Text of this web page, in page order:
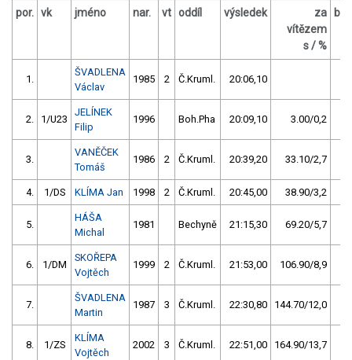
por. vk jméno nar. vt oddíl výsledek
za
vítězem
s / %
1.
ŠVADLENA
Václav
1985 2 Č.Kruml. 20:06,10
2. 1/U23
JELÍNEK
Filip
1996 Boh.Pha 20:09,10 3.00/0,2
3.
VANĚČEK
Tomáš
1986 2 Č.Kruml. 20:39,20 33.10/2,7
4. 1/DS KLÍMA Jan 1998 2 Č.Kruml. 20:45,00 38.90/3,2
5.
HÁŠA
Michal
1981 Bechyně 21:15,30 69.20/5,7
6. 1/DM
SKOŘEPA
Vojtěch
1999 2 Č.Kruml. 21:53,00 106.90/8,9
7.
ŠVADLENA
Martin
1987 3 Č.Kruml. 22:30,80 144.70/12,0
8. 1/ZS
KLÍMA
Vojtěch
2002 3 Č.Kruml. 22:51,00 164.90/13,7